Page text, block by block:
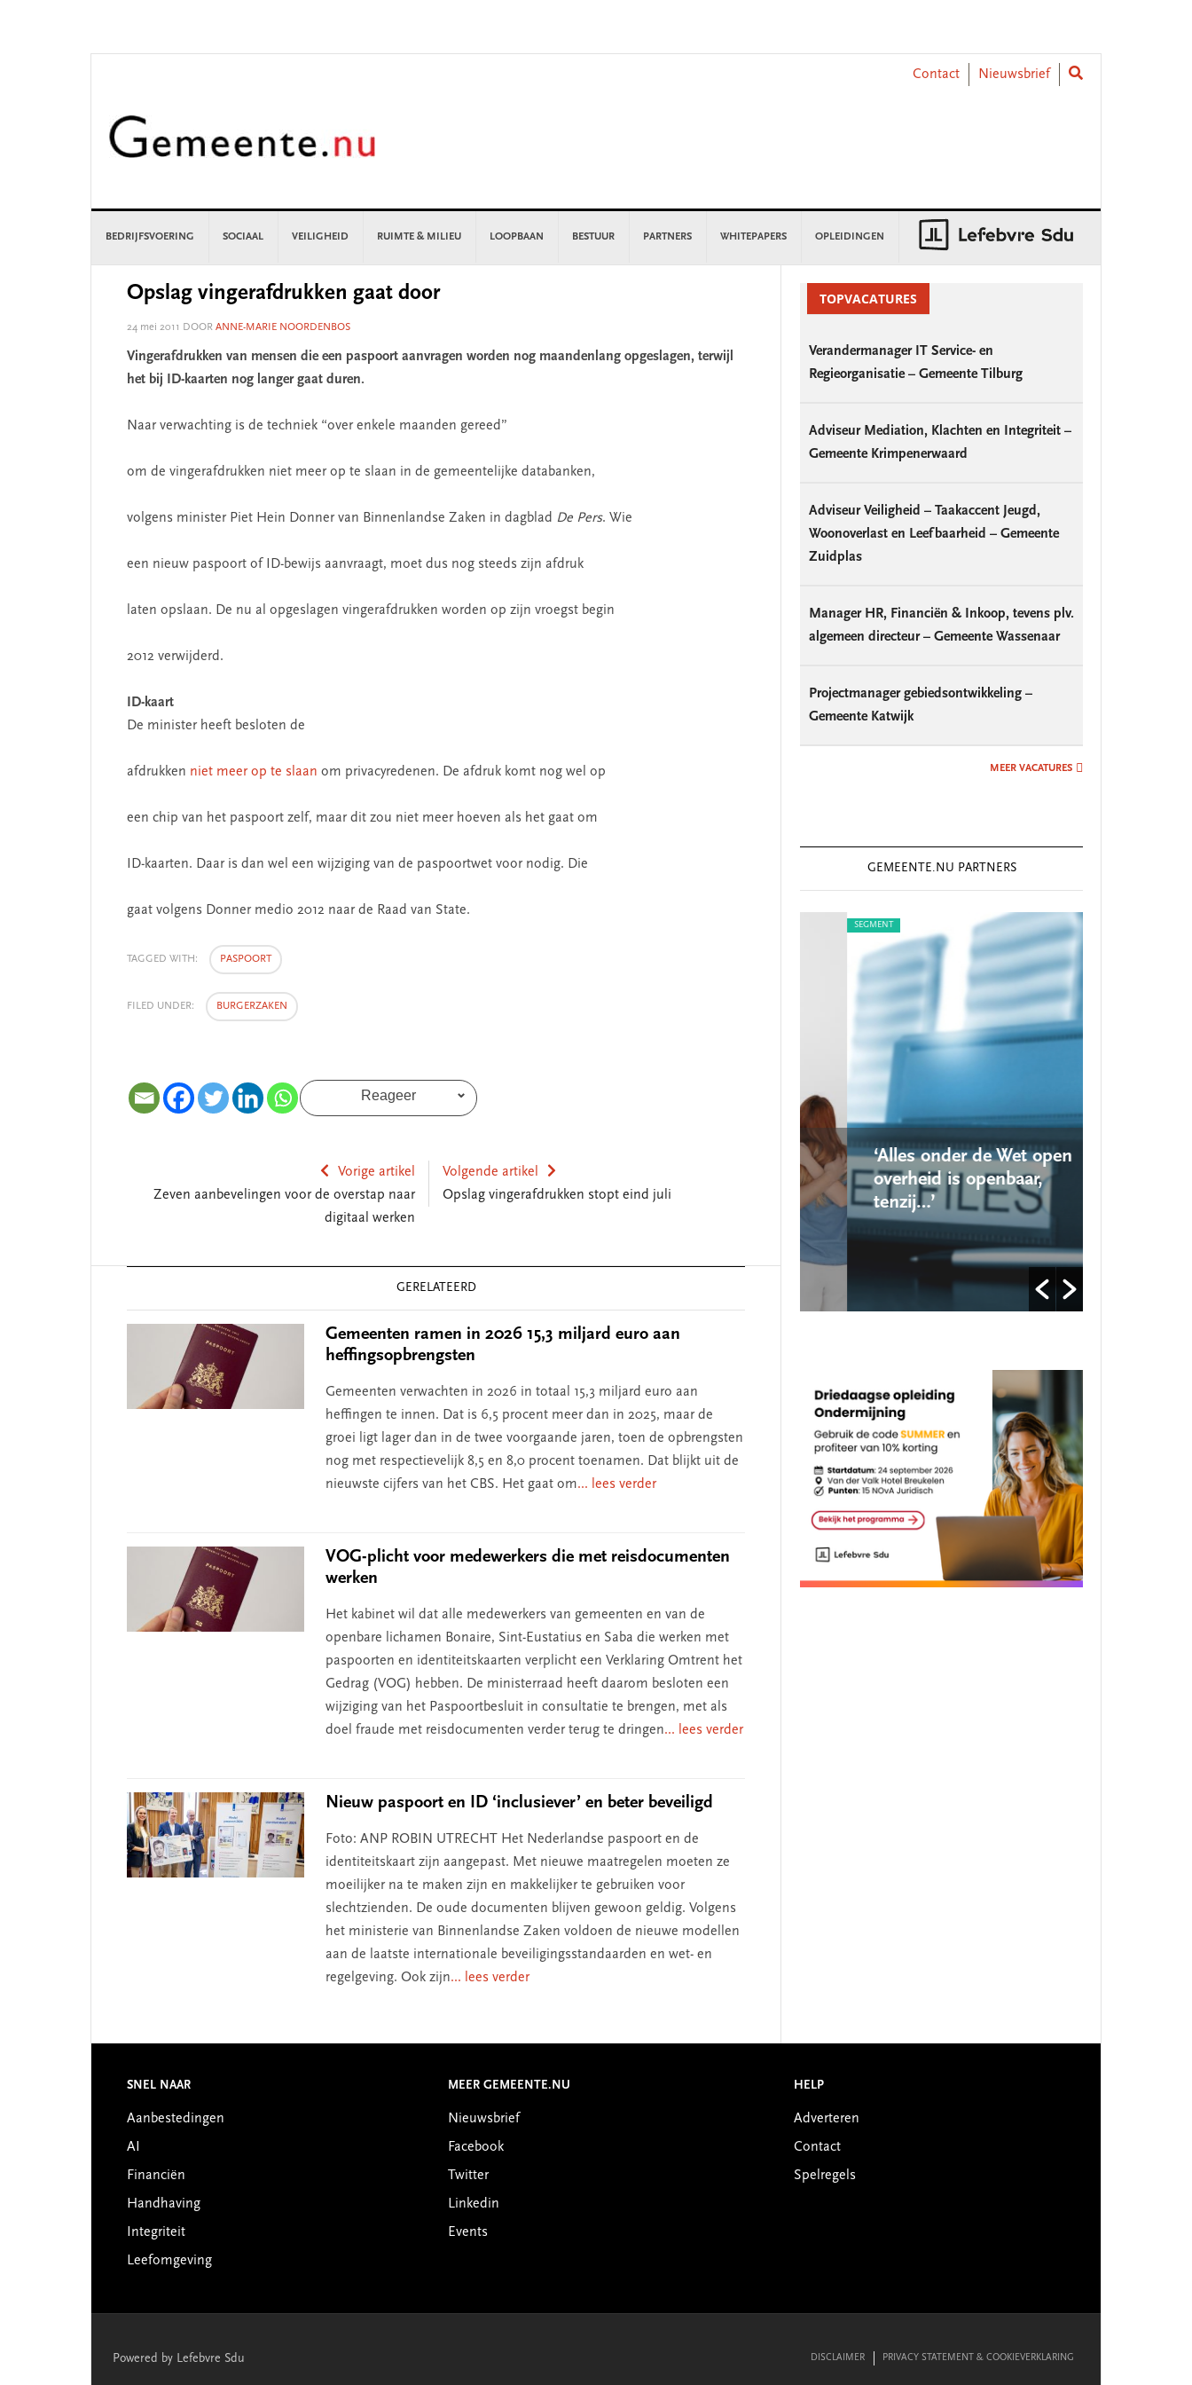
Contact
Nieuwsbrief
BEDRIJFSVOERING SOCIAAL VEILIGHEID RUIMTE & MILIEU LOOPBAAN BESTUUR PARTNERS WHITEPAPERS OPLEIDINGEN
Opslag vingerafdrukken gaat door
24 mei 2011 DOOR ANNE-MARIE NOORDENBOS
Vingerafdrukken van mensen die een paspoort aanvragen worden nog maandenlang opgeslagen, terwijl
het bij ID-kaarten nog langer gaat duren.
Naar verwachting is de techniek “over enkele maanden gereed”
om de vingerafdrukken niet meer op te slaan in de gemeentelijke databanken,
volgens minister Piet Hein Donner van Binnenlandse Zaken in dagblad De Pers. Wie
een nieuw paspoort of ID-bewijs aanvraagt, moet dus nog steeds zijn afdruk
laten opslaan. De nu al opgeslagen vingerafdrukken worden op zijn vroegst begin
2012 verwijderd.
ID-kaart
De minister heeft besloten de
afdrukken niet meer op te slaan om privacyredenen. De afdruk komt nog wel op
een chip van het paspoort zelf, maar dit zou niet meer hoeven als het gaat om
ID-kaarten. Daar is dan wel een wijziging van de paspoortwet voor nodig. Die
gaat volgens Donner medio 2012 naar de Raad van State.
TAGGED WITH: PASPOORT
FILED UNDER: BURGERZAKEN
Reageer
Vorige artikel
Zeven aanbevelingen voor de overstap naar
digitaal werken
Volgende artikel
Opslag vingerafdrukken stopt eind juli
GERELATEERD
Gemeenten ramen in 2026 15,3 miljard euro aan
heffingsopbrengsten
Gemeenten verwachten in 2026 in totaal 15,3 miljard euro aan
heffingen te innen. Dat is 6,5 procent meer dan in 2025, maar de
groei ligt lager dan in de twee voorgaande jaren, toen de opbrengsten
nog met respectievelijk 8,5 en 8,0 procent toenamen. Dat blijkt uit de
nieuwste cijfers van het CBS. Het gaat om... lees verder
VOG-plicht voor medewerkers die met reisdocumenten
werken
Het kabinet wil dat alle medewerkers van gemeenten en van de
openbare lichamen Bonaire, Sint-Eustatius en Saba die werken met
paspoorten en identiteitskaarten verplicht een Verklaring Omtrent het
Gedrag (VOG) hebben. De ministerraad heeft daarom besloten een
wijziging van het Paspoortbesluit in consultatie te brengen, met als
doel fraude met reisdocumenten verder terug te dringen... lees verder
Nieuw paspoort en ID ‘inclusiever’ en beter beveiligd
Foto: ANP ROBIN UTRECHT Het Nederlandse paspoort en de
identiteitskaart zijn aangepast. Met nieuwe maatregelen moeten ze
moeilijker na te maken zijn en makkelijker te gebruiken voor
slechtzienden. De oude documenten blijven gewoon geldig. Volgens
het ministerie van Binnenlandse Zaken voldoen de nieuwe modellen
aan de laatste internationale beveiligingsstandaarden en wet- en
regelgeving. Ook zijn... lees verder
SidebarTOPVACATURES
Verandermanager IT Service- en
Regieorganisatie – Gemeente Tilburg
Adviseur Mediation, Klachten en Integriteit –
Gemeente Krimpenerwaard
Adviseur Veiligheid – Taakaccent Jeugd,
Woonoverlast en Leefbaarheid – Gemeente
Zuidplas
Manager HR, Financiën & Inkoop, tevens plv.
algemeen directeur – Gemeente Wassenaar
Projectmanager gebiedsontwikkeling –
Gemeente Katwijk
MEER VACATURES
GEMEENTE.NU PARTNERS
‘Persoonlijk leiderschap
begint bij zelfkennis’
kun je de jeugd beter
helpen’
‘Alles onder de Wet open
overheid is openbaar,
tenzij…’
Footer
SNEL NAAR
Aanbestedingen
AI
Financiën
Handhaving
Integriteit
Leefomgeving
MEER GEMEENTE.NU
Nieuwsbrief
Facebook
Twitter
Linkedin
Events
HELP
Adverteren
Contact
Spelregels
Powered by Lefebvre Sdu DISCLAIMER PRIVACY STATEMENT & COOKIEVERKLARING